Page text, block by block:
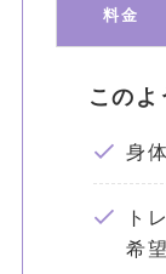
料金
この
身
ト
希